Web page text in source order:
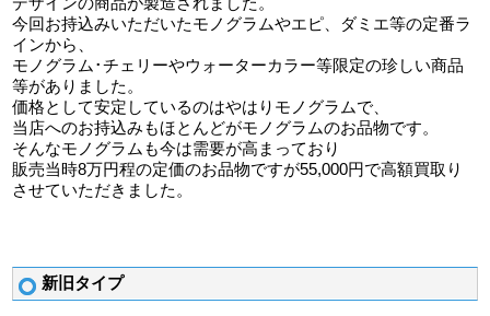
今回お持込みいただいたモノグラムやエピ、ダミエ等の定番ラ
インから、
モノグラム･チェリーやウォーターカラー等限定の珍しい商品
等がありました。
価格として安定しているのはやはりモノグラムで、
当店へのお持込みもほとんどがモノグラムのお品物です。
そんなモノグラムも今は需要が高まっており
販売当時8万円程の定価のお品物ですが55,000円で高額買取り
させていただきました。
新旧タイプ